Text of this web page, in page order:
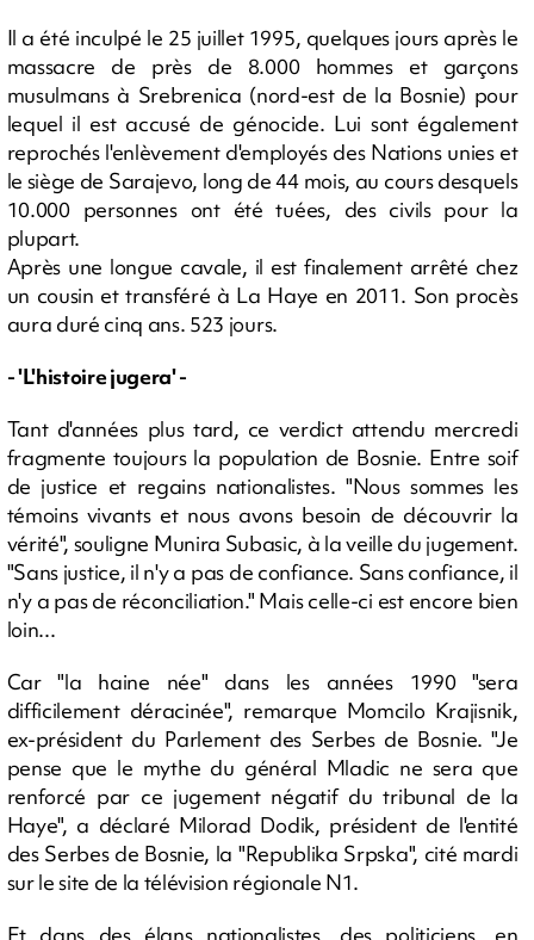
Il a été inculpé le 25 juillet 1995, quelques jours après le
massacre de près de 8.000 hommes et garçons
musulmans à Srebrenica (nord-est de la Bosnie) pour
lequel il est accusé de génocide. Lui sont également
reprochés l'enlèvement d'employés des Nations unies et
le siège de Sarajevo, long de 44 mois, au cours desquels
10.000 personnes ont été tuées, des civils pour la
plupart.
Après une longue cavale, il est finalement arrêté chez
un cousin et transféré à La Haye en 2011. Son procès
aura duré cinq ans. 523 jours.
- 'L'histoire jugera' -
Tant d'années plus tard, ce verdict attendu mercredi
fragmente toujours la population de Bosnie. Entre soif
de justice et regains nationalistes. "Nous sommes les
témoins vivants et nous avons besoin de découvrir la
vérité", souligne Munira Subasic, à la veille du jugement.
"Sans justice, il n'y a pas de confiance. Sans confiance, il
n'y a pas de réconciliation." Mais celle-ci est encore bien
loin...
Car "la haine née" dans les années 1990 "sera
difficilement déracinée", remarque Momcilo Krajisnik,
ex-président du Parlement des Serbes de Bosnie. "Je
pense que le mythe du général Mladic ne sera que
renforcé par ce jugement négatif du tribunal de la
Haye", a déclaré Milorad Dodik, président de l'entité
des Serbes de Bosnie, la "Republika Srpska", cité mardi
sur le site de la télévision régionale N1.